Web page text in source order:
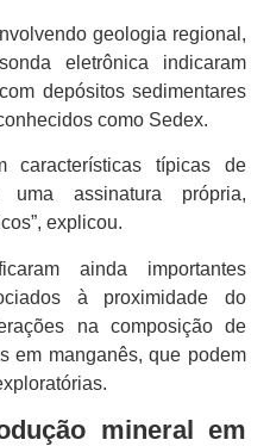
geologia regional,
eletrônica indicaram
depósitos sedimentares
como Sedex.
características típicas de
uma assinatura própria,
explicou.
ainda importantes
à proximidade do
na composição de
em manganês, que podem
mineral em